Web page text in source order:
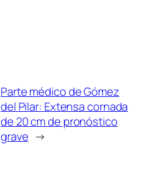
Parte médico de Gómez
del Pilar: Extensa cornada
de 20 cm de pronóstico
grave →